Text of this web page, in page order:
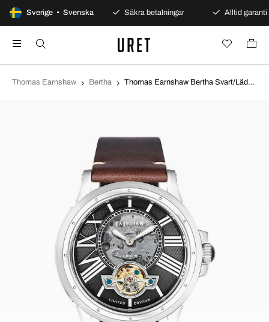
Sverige • Svenska
100 dagars öppet köp Säkra betalningar Alltid garanti
Thomas Earnshaw Bertha Thomas Earnshaw Bertha Svart/Läder Ø42 mm ES-8244-01